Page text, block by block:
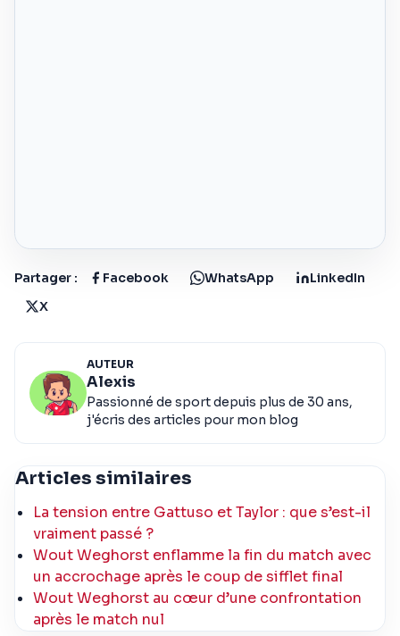
Partager : Facebook WhatsApp
LinkedIn
X
AUTEUR
Alexis
Passionné de sport depuis plus de 30 ans,
j'écris des articles pour mon blog
Articles similaires
La tension entre Gattuso et Taylor : que s’est-il
vraiment passé ?
Wout Weghorst enflamme la fin du match avec
un accrochage après le coup de sifflet final
Wout Weghorst au cœur d’une confrontation
après le match nul